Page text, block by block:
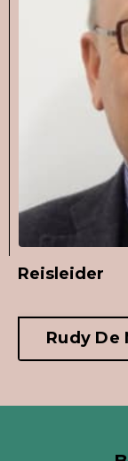
Reisleider
Rudy De